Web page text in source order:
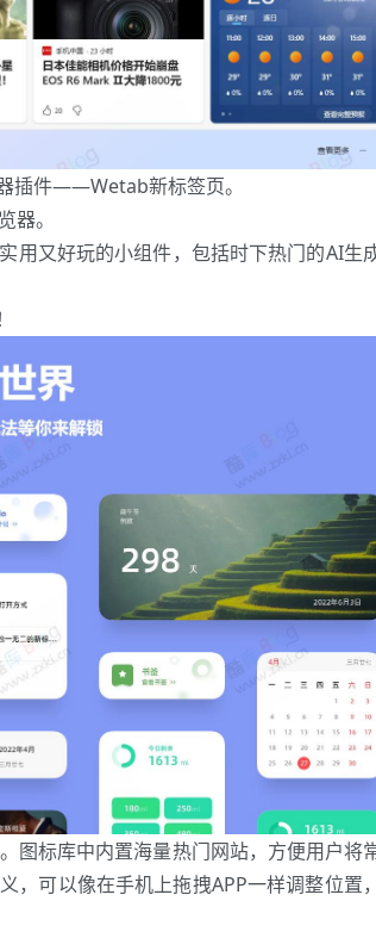
插件——Wetab新标签页。
器。
用又好玩的小组件，包括时下热门的AI生
图标库中内置海量热门网站，方便用户将
，可以像在手机上拖拽APP一样调整位置